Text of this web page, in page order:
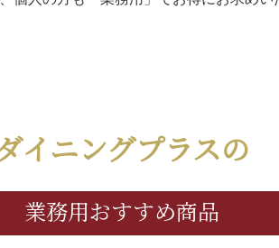
イニングプラスの
業務用おすすめ商品